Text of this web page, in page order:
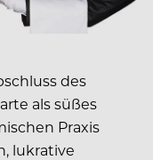
des
als süßes
Praxis
lukrative